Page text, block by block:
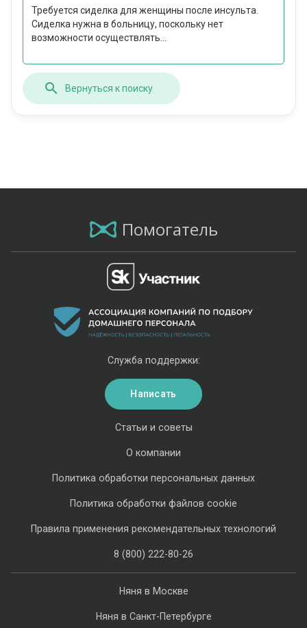
Требуется сиделка для женщины после инсульта.
Сиделка нужна в больницу, поскольку нет
возможности осуществлять...
Вернуться к поиску
Помогатель
Няня в Москве
Няня в Санкт-Петербурге
Статьи и советы
О компании
Политика обработки персональных данных
Политика обработки файлов cookie
Правила применения рекомендательных технологий
8 (800) 222-80-26
Служба поддержки:
Написать